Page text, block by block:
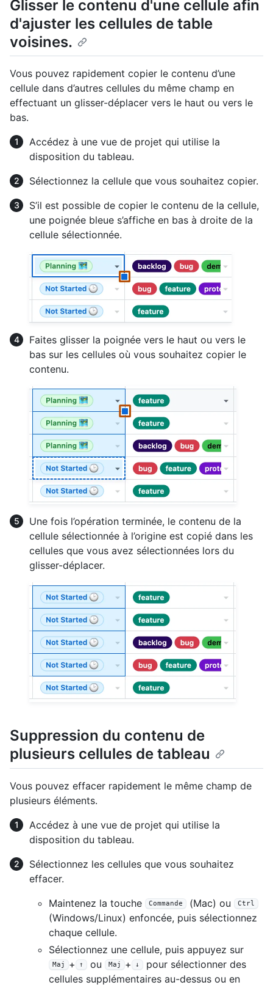
Glisser le contenu d'une cellule afin
d'ajuster les cellules de table
voisines.
Vous pouvez rapidement copier le contenu d’une
cellule dans d’autres cellules du même champ en
effectuant un glisser-déplacer vers le haut ou vers le
bas.
Accédez à une vue de projet qui utilise la
disposition du tableau.
Sélectionnez la cellule que vous souhaitez copier.
S’il est possible de copier le contenu de la cellule,
une poignée bleue s’affiche en bas à droite de la
cellule sélectionnée.
Faites glisser la poignée vers le haut ou vers le
bas sur les cellules où vous souhaitez copier le
contenu.
Une fois l’opération terminée, le contenu de la
cellule sélectionnée à l’origine est copié dans les
cellules que vous avez sélectionnées lors du
glisser-déplacer.
Suppression du contenu de
plusieurs cellules de tableau
Vous pouvez effacer rapidement le même champ de
plusieurs éléments.
Accédez à une vue de projet qui utilise la
disposition du tableau.
Sélectionnez les cellules que vous souhaitez
effacer.
Maintenez la touche
Commande (Mac) ou Ctrl
(Windows/Linux) enfoncée, puis sélectionnez
chaque cellule.
Sélectionnez une cellule, puis appuyez sur
Maj + ↑ ou Maj + ↓
pour sélectionner des
cellules supplémentaires au-dessus ou en